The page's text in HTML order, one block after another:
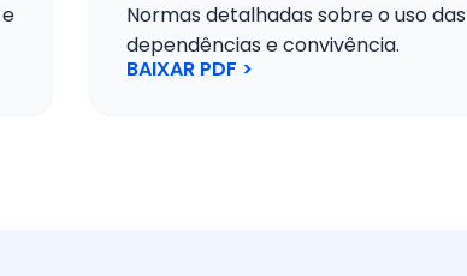
Normas detalhadas sobre o uso das
dependências e convivência.
BAIXAR PDF >